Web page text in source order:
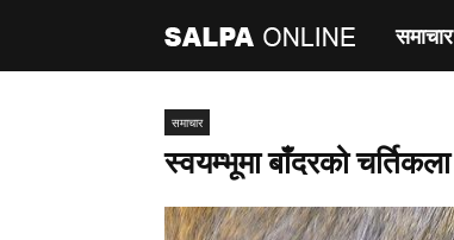
साल्पा
समाचार
समाचार
स्वयम्भूमा बाँदरको चर्तिकला